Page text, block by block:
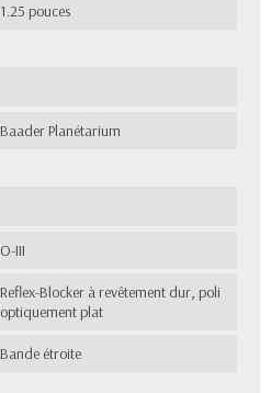
1.25 pouces
Baader Planétarium
O-III
Reflex-Blocker à revêtement dur, poli
optiquement plat
Bande étroite